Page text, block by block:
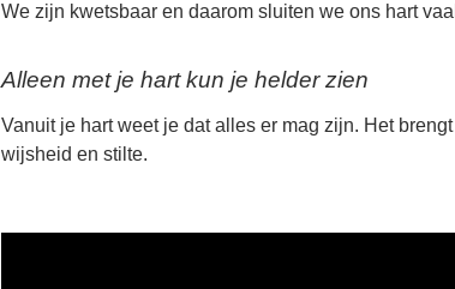
We zijn kwetsbaar en daarom sluiten we ons hart
Alleen met je hart kun je helder zien
Vanuit je hart weet je dat alles er mag zijn. Het
wijsheid en stilte.